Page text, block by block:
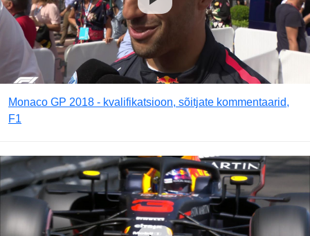
Monaco GP 2018 - kvalifikatsioon, sõitjate kommentaarid,
F1